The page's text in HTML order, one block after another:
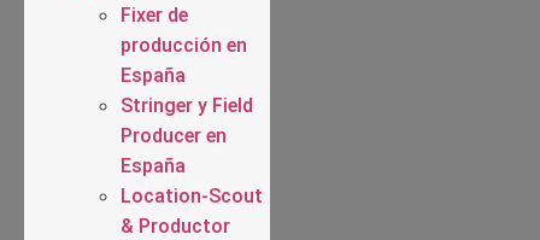
Fixer de
producción en
España
Stringer y Field
Producer en
España
Location-Scout
& Productor